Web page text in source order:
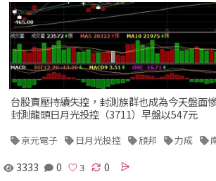
台股賣壓持續失控，封測族群也成為今天盤面
封測龍頭日月光投控（3711）早盤以547元
京元電子 日月光投控 頎邦 力成
3333 0 0